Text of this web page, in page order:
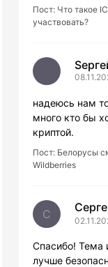
Пост: Что такое
участвовать?
надеюсь нам
много кто бы
криптой.
Пост: Белорусы
Wildberries
С
Спасибо! Тема
лучше